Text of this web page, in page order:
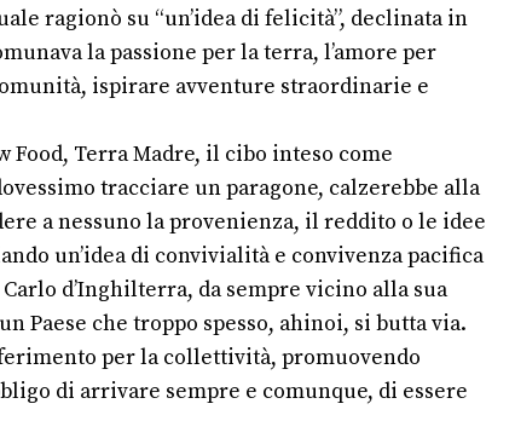
ragionò su “un’idea di felicità”, declinata in
la passione per la terra, l’amore per
ispirare avventure straordinarie e
Food, Terra Madre, il cibo inteso come
tracciare un paragone, calzerebbe alla
a nessuno la provenienza, il reddito o le idee
un’idea di convivialità e convivenza pacifica
d’Inghilterra, da sempre vicino alla sua
che troppo spesso, ahinoi, si butta via.
per la collettività, promuovendo
di arrivare sempre e comunque, di essere